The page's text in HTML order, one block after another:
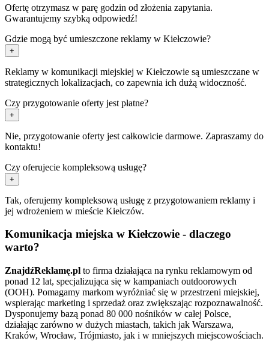
Ofertę otrzymasz w parę godzin od złożenia zapytania.
Gwarantujemy szybką odpowiedź!
Gdzie mogą być umieszczone reklamy w Kiełczowie?
+
Reklamy w komunikacji miejskiej w Kiełczowie są umieszczane w
strategicznych lokalizacjach, co zapewnia ich dużą widoczność.
Czy przygotowanie oferty jest płatne?
+
Nie, przygotowanie oferty jest całkowicie darmowe. Zapraszamy do
kontaktu!
Czy oferujecie kompleksową usługę?
+
Tak, oferujemy kompleksową usługę z przygotowaniem reklamy i
jej wdrożeniem w mieście Kiełczów.
Komunikacja miejska w Kiełczowie - dlaczego
warto?
ZnajdźReklamę.pl to firma działająca na rynku reklamowym od
ponad 12 lat, specjalizująca się w kampaniach outdoorowych
(OOH). Pomagamy markom wyróżniać się w przestrzeni miejskiej,
wspierając marketing i sprzedaż oraz zwiększając rozpoznawalność.
Dysponujemy bazą ponad 80 000 nośników w całej Polsce,
działając zarówno w dużych miastach, takich jak Warszawa,
Kraków, Wrocław, Trójmiasto, jak i w mniejszych miejscowościach.